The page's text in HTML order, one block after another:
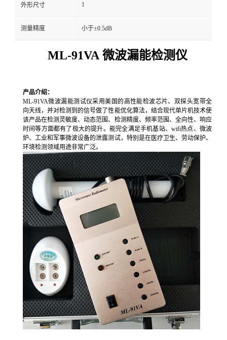
外形尺寸 1
测量精度 小于±0.5dB
ML-91VA 微波漏能检测仪
产品介绍：
ML-91VA微波漏能测试仪采用美国的高性能检波芯片、双探头宽带全
向天线，并对检测到的信号做了性能优化算法，结合现代单片机技术使
该产品在检测灵敏度、动态范围、检测精度、频率范围、全向性、响应
时间等方面都有了极大的提升。能完全满足手机基站、wifi热点、微波
炉、工业和军事微波设备的泄露测试，特别是在医疗卫生、劳动保护、
环境检测领域用途非常广泛。